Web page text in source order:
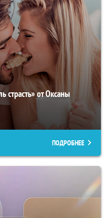
страсть» от Оксаны
ПОДРОБНЕЕ